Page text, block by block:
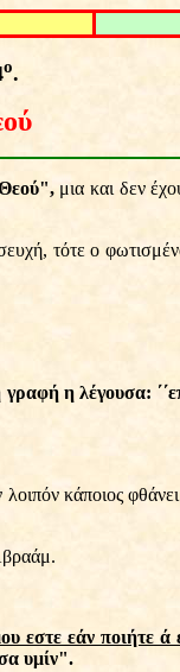
ο.
μια και δεν
τότε ο
η λέγουσα:
λοιπόν κάποιος
εστε εάν ποιήτε ά
υμίν".